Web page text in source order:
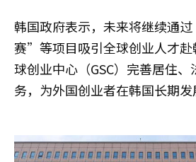
韩国政府表示，未来将继续通
赛”等项目吸引全球创业人才赴
球创业中心（GSC）完善居住
务，为外国创业者在韩国长期发